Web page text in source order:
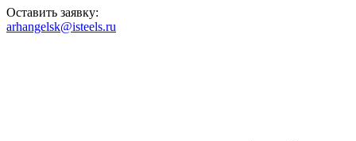
Оставить заявку:
arhangelsk@isteels.ru